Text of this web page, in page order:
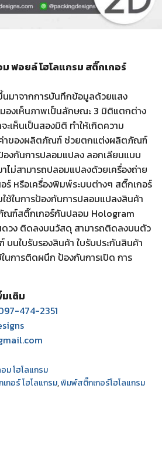
ฟอยล์ โฮโลแกรม สติ๊กเกอร์
มาจากการบันทึกข้อมูลด้วยแสง
มองเห็นภาพเป็นลักษณะ 3 มิติแตกต่าง
ะเห็นเป็นสองมิติ ทำให้เกิดความ
ค่าของผลิตภัณฑ์ ช่วยตกแต่งผลิตภัณฑ์
องกันการปลอมแปลง ลอกเลียนแบบ
ไม่สามารถปลอมแปลงด้วยเครื่องถ่าย
ร์ หรือเครื่องพิมพ์ระบบต่างๆ สติ๊กเกอร์
ช้ในการป้องกันการปลอมแปลงสินค้า
ณฑ์สติ๊กเกอร์กันปลอม Hologram
ดวง ติดลงบนวัสดุ สามารถติดลงบนตัว
นใบรับรองสินค้า ใบรับประกันสินค้า
นการติดผนึก ป้องกันการเปิด การ
เติม
474-2351
ม โฮโลแกรม
กอร์ โฮโลแกรม,พิมพ์สติ๊กเกอร์โฮโลแกรม